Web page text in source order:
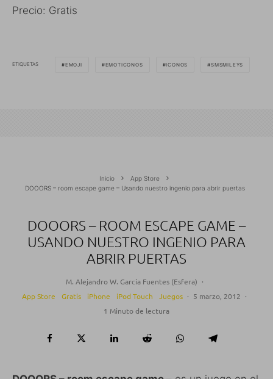
Precio: Gratis
ETIQUETAS EMOJI EMOTICONOS ICONOS SMSMILEYS
Inicio
App Store
DOOORS – room escape game – Usando nuestro ingenio para abrir puertas
DOOORS – ROOM ESCAPE GAME –
USANDO NUESTRO INGENIO PARA
ABRIR PUERTAS
M. Alejandro W. García Fuentes (Esfera) ·
App Store
Gratis iPhone iPod Touch Juegos · 5 marzo, 2012 ·
1 Minuto de lectura